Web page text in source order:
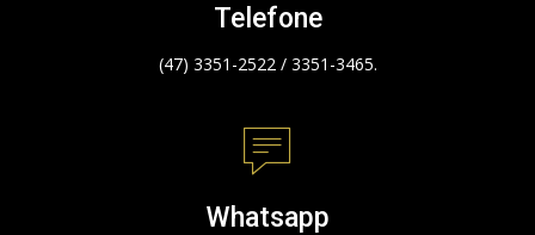
Telefone
(47) 3351-2522 / 3351-3465.
Whatsapp